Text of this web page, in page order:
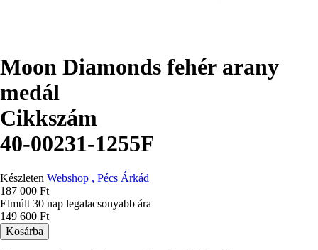
Moon Diamonds fehér arany
medál
Cikkszám
40-00231-1255F
Készleten Webshop , Pécs Árkád
187 000 Ft
Elmúlt 30 nap legalacsonyabb ára
149 600 Ft